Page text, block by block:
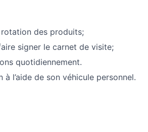
des produits;
signer le carnet de visite;
quotidiennement.
l’aide de son véhicule personnel.